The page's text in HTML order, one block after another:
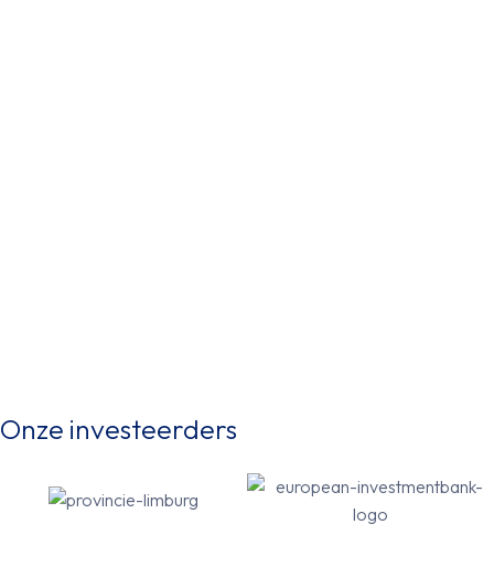
Onze investeerders